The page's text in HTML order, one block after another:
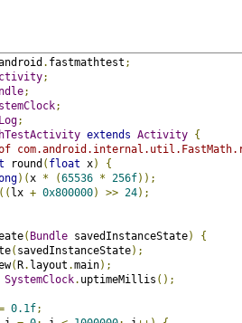
. fastmathtest ;
;
;
;
Log;
extends Activity {
round ( float x)
{
)( x * (65536 * 256f));
lx + 0x800000) >> 24);
( Bundle savedInstanceState)
{
( savedInstanceState);
(R. layout .main);
SystemClock. uptimeMillis ();
0.1f;